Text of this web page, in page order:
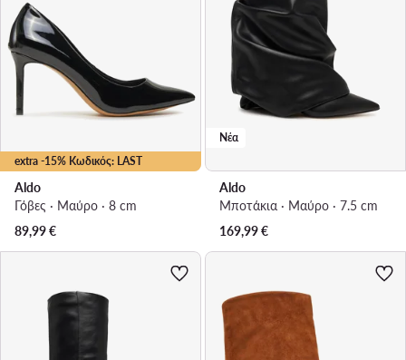
extra -15% Κωδικός: LAST
Aldo
Γόβες · Μαύρο · 8 cm
89,99€
Νέα
Aldo
Μποτάκια · Μαύρο · 7.5 cm
169,99€